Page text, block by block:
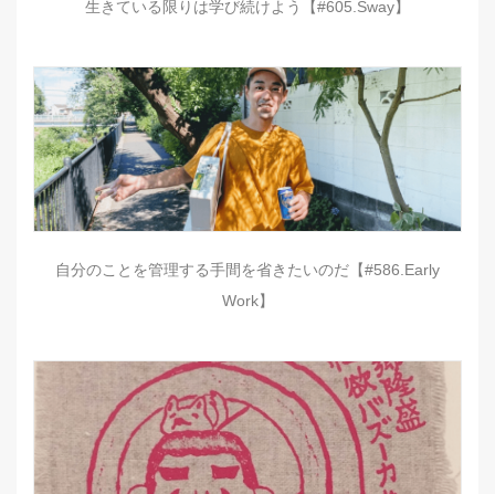
生きている限りは学び続けよう【#605.Sway】
自分のことを管理する手間を省きたいのだ【#586.Early
Work】